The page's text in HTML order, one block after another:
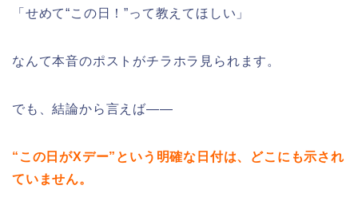
「せめて“この日！”って教えてほしい」
なんて本音のポストがチラホラ見られます。
でも、結論から言えば——
“この日がXデー”という明確な日付は、どこにも示され
ていません。